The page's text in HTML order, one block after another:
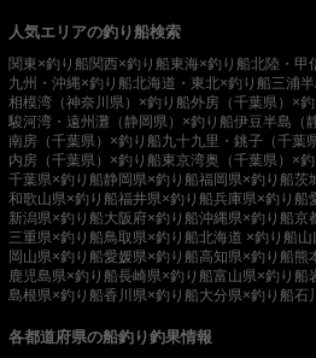
人気エリアの釣り船検索
関東×釣り船関西×釣り船東海×釣り船北陸・甲
九州・沖縄×釣り船北海道・東北×釣り船三浦
相模湾（神奈川県）×釣り船外房（千葉県）×
駿河湾・遠州灘（静岡県）×釣り船伊豆半島（
南房（千葉県）×釣り船九十九里・銚子（千葉
内房（千葉県）×釣り船東京湾奥（千葉県）×
千葉県×釣り船静岡県×釣り船福岡県×釣り船茨
和歌山県×釣り船福井県×釣り船兵庫県×釣り船
新潟県×釣り船大阪府×釣り船沖縄県×釣り船京
三重県×釣り船鳥取県×釣り船北海道 ×釣り船山
岡山県×釣り船愛媛県×釣り船高知県×釣り船熊
鹿児島県×釣り船長崎県×釣り船富山県×釣り船
島根県×釣り船香川県×釣り船大分県×釣り船石
各都道府県の船釣り釣果情報